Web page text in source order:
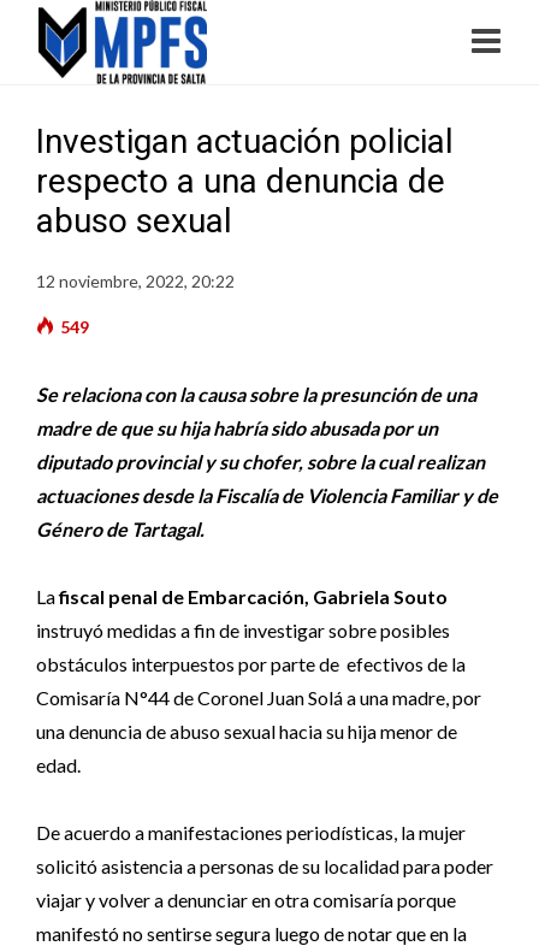
Investigan actuación policial
respecto a una denuncia de
abuso sexual
12 noviembre, 2022, 20:22
549
Se relaciona con la causa sobre la presunción de una
madre de que su hija habría sido abusada por un
diputado provincial y su chofer, sobre la cual realizan
actuaciones desde la Fiscalía de Violencia Familiar y de
Género de Tartagal.
Lafiscal penal de Embarcación, Gabriela Souto
instruyó medidas a fin de investigar sobre posibles
obstáculos interpuestos por parte de efectivos de la
Comisaría N°44 de Coronel Juan Solá a una madre, por
una denuncia de abuso sexual hacia su hija menor de
edad.
De acuerdo a manifestaciones periodísticas, la mujer
solicitó asistencia a personas de su localidad para poder
viajar y volver a denunciar en otra comisaría porque
manifestó no sentirse segura luego de notar que en la